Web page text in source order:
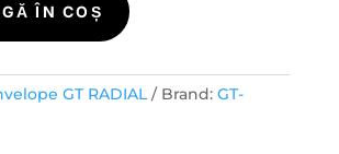
ÎN COȘ
GT RADIAL Brand: GT-